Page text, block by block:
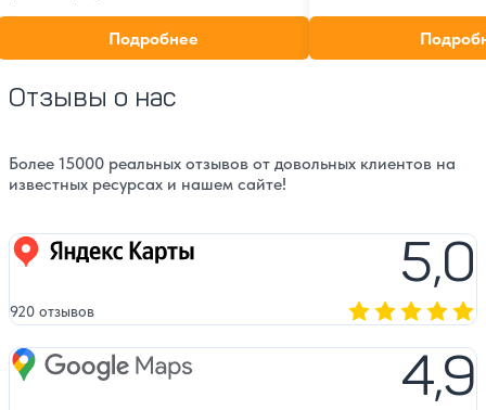
фотографий.
Подробнее
края. Погрузитесь в
особенности этого
Отзывы о нас
Более 15000 реальных отзывов от довольных клиентов на
известных ресурсах и нашем сайте!
Яндекс карты 5,0
920 отзывов
Google Maps 4,9